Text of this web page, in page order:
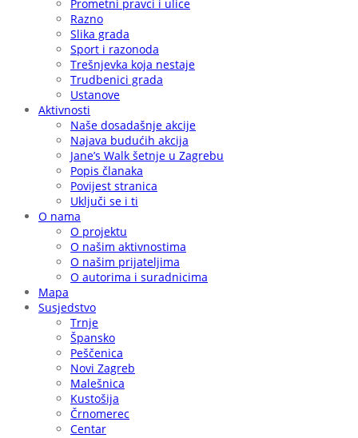
Prometni pravci i ulice
Razno
Slika grada
Sport i razonoda
Trešnjevka koja nestaje
Trudbenici grada
Ustanove
Aktivnosti
Naše dosadašnje akcije
Najava budućih akcija
Jane’s Walk šetnje u Zagrebu
Popis članaka
Povijest stranica
Uključi se i ti
O nama
O projektu
O našim aktivnostima
O našim prijateljima
O autorima i suradnicima
Mapa
Susjedstvo
Trnje
Špansko
Peščenica
Novi Zagreb
Malešnica
Kustošija
Črnomerec
Centar